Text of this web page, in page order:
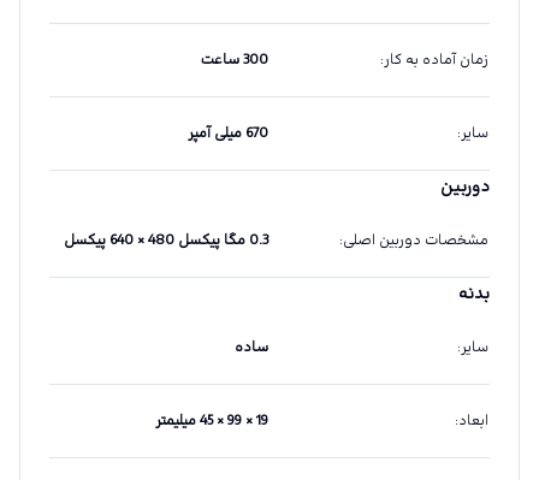
زمان آماده به کار: 300 ساعت
سایر: 670 میلی آمپر
دوربین
مشخصات دوربین اصلی: 0.3 مگا پیکسل 480 × 640 پیکسل
بدنه
سایر: ساده
ابعاد: 19 × 99 × 45 میلیمتر